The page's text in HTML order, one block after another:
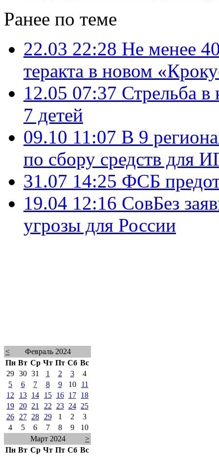
Ранее по теме
22.03 22:28 Не менее
теракта в новом
12.05 07:37 Стрельба в
7 детей
09.10 11:07 В 9
по сбору средств для
31.07 14:25 ФСБ
19.04 12:16 СовБез
угрозы для России
<
Февраль 2024
Пн Вт Ср Чт Пт Сб Вс
29 30 31 1 2 3
4
5
6 7 8 9 10
11
12
13 14 15 16 17
18
19
20 21 22 23 24
25
26
27 28 29 1 2
3
4
5 6 7 8 9
10
Март 2024
>
Пн Вт Ср Чт Пт Сб Вс